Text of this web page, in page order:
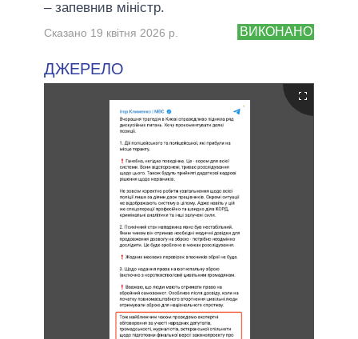
– запевнив міністр.
ВИКОНАНО
Сказано 19 квітня 2026 р.
ДЖЕРЕЛО